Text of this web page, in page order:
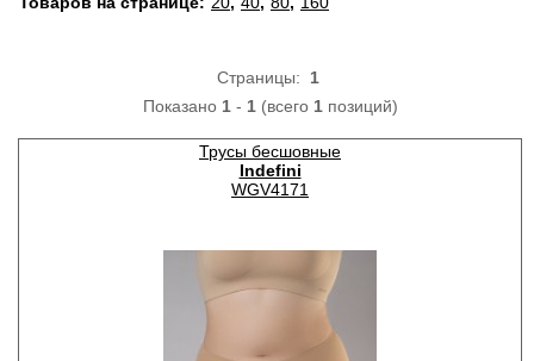
Страницы: 1
Показано 1- 1(всего 1позиций)
Трусы бесшовные
Indefini
WGV4171